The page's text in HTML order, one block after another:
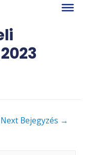
Next Bejegyzés →